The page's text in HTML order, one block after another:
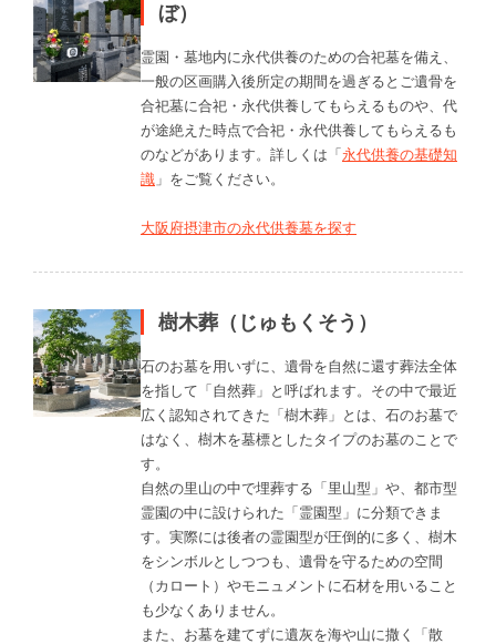
ぼ）
霊園・墓地内に永代供養のための合祀墓を備え、
一般の区画購入後所定の期間を過ぎるとご遺骨を
合祀墓に合祀・永代供養してもらえるものや、代
が途絶えた時点で合祀・永代供養してもらえるも
のなどがあります。詳しくは「永代供養の基礎知
識 」をご覧ください。
大阪府摂津市の永代供養墓を探す
樹木葬（じゅもくそう）
石のお墓を用いずに、遺骨を自然に還す葬法全体
を指して「自然葬」と呼ばれます。その中で最近
広く認知されてきた「樹木葬」とは、石のお墓で
はなく、樹木を墓標としたタイプのお墓のことで
す。
自然の里山の中で埋葬する「里山型」や、都市型
霊園の中に設けられた「霊園型」に分類できま
す。実際には後者の霊園型が圧倒的に多く、樹木
をシンボルとしつつも、遺骨を守るための空間
（カロート）やモニュメントに石材を用いること
も少なくありません。
また、お墓を建てずに遺灰を海や山に撒く「散